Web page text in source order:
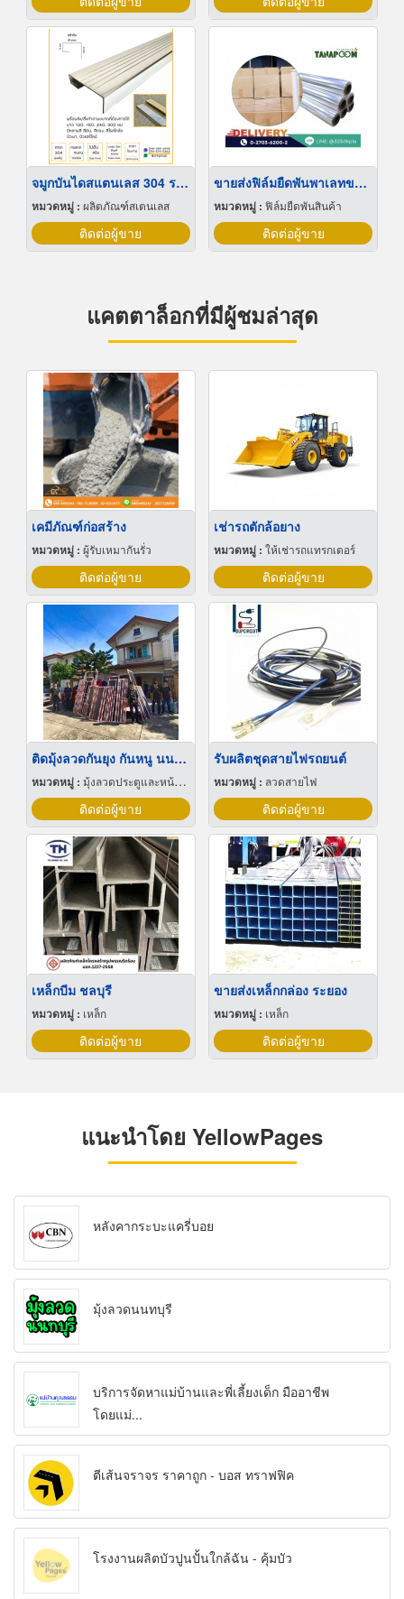
จมูกบันไดสแตนเลส 304 ราคาโรงงาน
หมวดหมู่ : ผลิตภัณฑ์สเตนเลส
ติดต่อผู้ขาย
ขายส่งฟิล์มยืดพันพาเลทขนาดพันด้วยมือ Hand wrap
หมวดหมู่ : ฟิล์มยืดพันสินค้า
ติดต่อผู้ขาย
แคตตาล็อกที่มีผู้ชมล่าสุด
เคมีภัณฑ์ก่อสร้าง
หมวดหมู่ : ผู้รับเหมากันรั่ว
ติดต่อผู้ขาย
เช่ารถตักล้อยาง
หมวดหมู่ : ให้เช่ารถแทรกเตอร์
ติดต่อผู้ขาย
ติดมุ้งลวดกันยุง กันหนู นนทบุรี
หมวดหมู่ : มุ้งลวดประตูและหน้าต่าง
ติดต่อผู้ขาย
รับผลิตชุดสายไฟรถยนต์
หมวดหมู่ : ลวดสายไฟ
ติดต่อผู้ขาย
เหล็กบีม ชลบุรี
หมวดหมู่ : เหล็ก
ติดต่อผู้ขาย
ขายส่งเหล็กกล่อง ระยอง
หมวดหมู่ : เหล็ก
ติดต่อผู้ขาย
แนะนำโดย YellowPages
หลังคากระบะแครี่บอย
มุ้งลวดนนทบุรี
บริการจัดหาแม่บ้านและพี่เลี้ยงเด็ก มืออาชีพ
โดยแม่...
ตีเส้นจราจร ราคาถูก - บอส ทราฟฟิค
โรงงานผลิตบัวปูนปั้นใกล้ฉัน - คุ้มบัว